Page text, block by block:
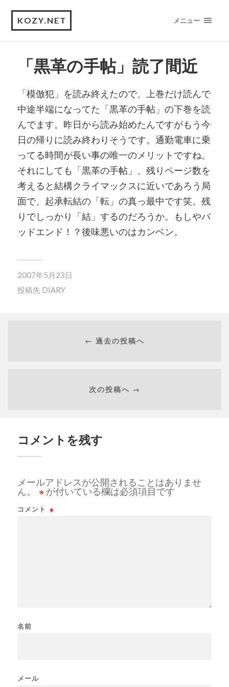
KOZY.NET メニュー
「黒革の手帖」読了間近
「模倣犯」を読み終えたので、上巻だけ読んで
中途半端になってた「黒革の手帖」の下巻を読
んでます。昨日から読み始めたんですがもう今
日の帰りに読み終わりそうです。通勤電車に乗
ってる時間が長い事の唯一のメリットですね。
それにしても「黒革の手帖」、残りページ数を
考えると結構クライマックスに近いであろう局
面で、起承転結の「転」の真っ最中です笑。残
りでしっかり「結」するのだろうか。もしやバ
ッドエンド！？後味悪いのはカンベン。
2007年5月23日
投稿先 DIARY
← 過去の投稿へ
次の投稿へ →
コメントを残す
メールアドレスが公開されることはありませ
ん。
※ が付いている欄は必須項目です
コメント ※
名前
メール